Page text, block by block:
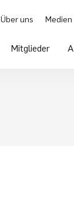
Mitglieder
Über uns Medien